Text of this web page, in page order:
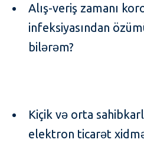
Alış-veriş zamanı
infeksiyasından
bilərəm?
Kiçik və orta
elektron ticarət